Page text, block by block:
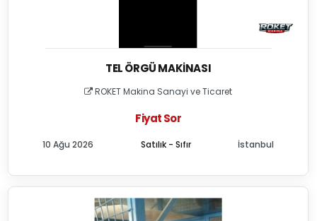
TEL ÖRGÜ MAKINASI
ROKET Makina Sanayi ve Ticaret
Fiyat Sor
Satılık - Sıfır
10 Ağu 2026 İstanbul